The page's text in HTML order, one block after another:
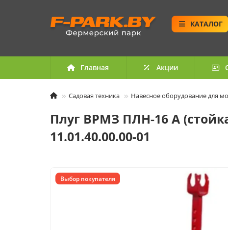
КАТАЛОГ
Главная Акции
Садовая техника Навесное оборудование для
Плуг ВРМЗ ПЛН-16 А
11.01.40.00.00-01
Выбор покупателя